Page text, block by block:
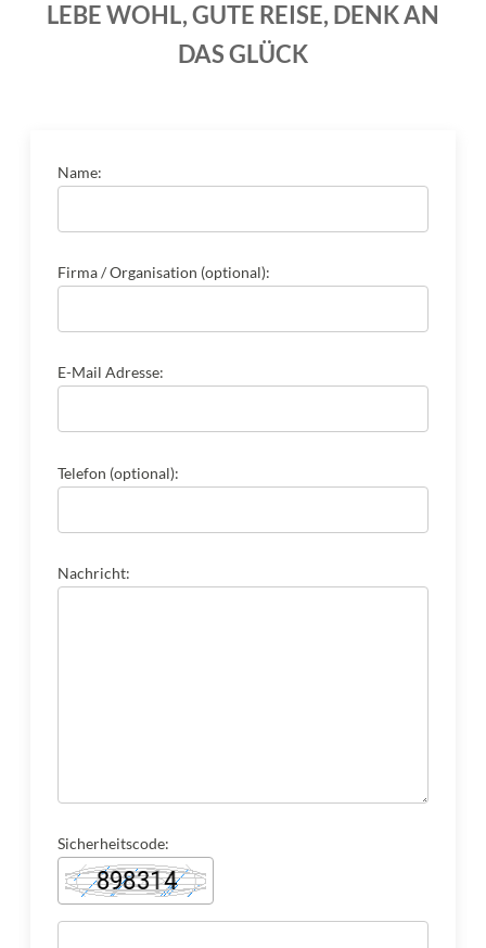
LEBE WOHL, GUTE REISE, DENK AN
DAS GLÜCK
Name:
Firma / Organisation (optional):
E-Mail Adresse:
Telefon (optional):
Nachricht:
Sicherheitscode: